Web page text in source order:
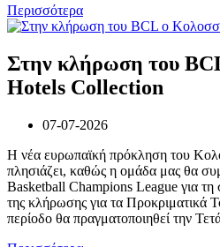
Περισσότερα
Στην κλήρωση του
Hotels Collection
07-07-2026
Η νέα ευρωπαϊκή πρόκληση του
πλησιάζει, καθώς η ομάδα μας θα
Basketball Champions League για τη
της κλήρωσης για τα Προκριματικά
περίοδο θα πραγματοποιηθεί την